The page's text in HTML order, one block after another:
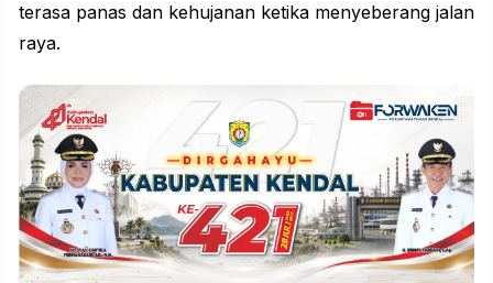
terasa panas dan kehujanan ketika menyeberang jalan
raya.